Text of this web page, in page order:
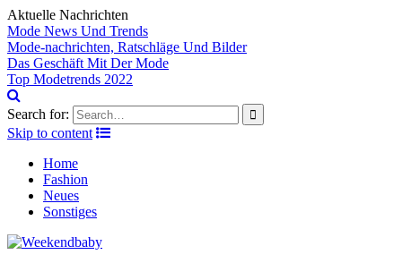
Aktuelle Nachrichten
Mode News Und Trends
Mode-nachrichten, Ratschläge Und Bilder
Das Geschäft Mit Der Mode
Top Modetrends 2022
Search for:
Skip to content
Home
Fashion
Neues
Sonstiges